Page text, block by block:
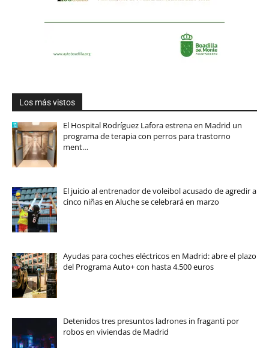
Los más vistos
El Hospital Rodríguez Lafora estrena en Madrid un
programa de terapia con perros para trastorno
ment…
El juicio al entrenador de voleibol acusado de agredir a
cinco niñas en Aluche se celebrará en marzo
Ayudas para coches eléctricos en Madrid: abre el plazo
del Programa Auto+ con hasta 4.500 euros
Detenidos tres presuntos ladrones in fraganti por
robos en viviendas de Madrid